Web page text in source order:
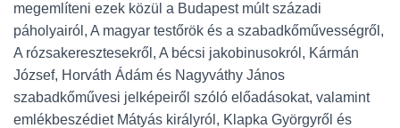
megemlíteni ezek közül a Budapest múlt századi
páholyairól, A magyar testőrök és a szabadkőművességről,
A rózsakeresztesekről, A bécsi jakobinusokról, Kármán
József, Horváth Ádám és Nagyváthy János
szabadkőművesi jelképeiről szóló előadásokat, valamint
emlékbeszédiet Mátyás királyról, Klapka Györgyről és